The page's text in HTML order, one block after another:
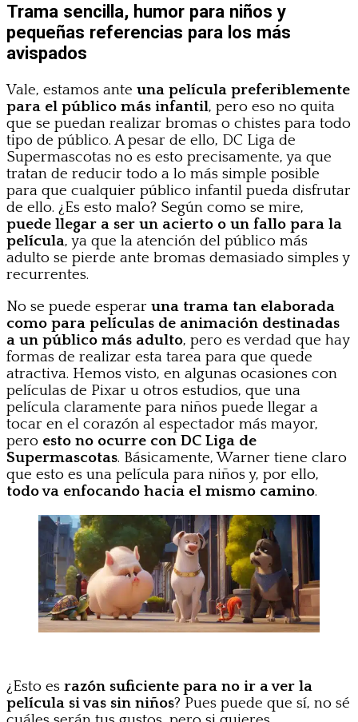
Trama sencilla, humor para niños y
pequeñas referencias para los más
avispados
Vale, estamos ante una película preferiblemente
para el público más infantil, pero eso no quita
que se puedan realizar bromas o chistes para todo
tipo de público. A pesar de ello, DC Liga de
Supermascotas no es esto precisamente, ya que
tratan de reducir todo a lo más simple posible
para que cualquier público infantil pueda disfrutar
de ello. ¿Es esto malo? Según como se mire,
puede llegar a ser un acierto o un fallo para la
película, ya que la atención del público más
adulto se pierde ante bromas demasiado simples y
recurrentes.
No se puede esperar una trama tan elaborada
como para películas de animación destinadas
a un público más adulto, pero es verdad que hay
formas de realizar esta tarea para que quede
atractiva. Hemos visto, en algunas ocasiones con
películas de Pixar u otros estudios, que una
película claramente para niños puede llegar a
tocar en el corazón al espectador más mayor,
pero esto no ocurre con DC Liga de
Supermascotas. Básicamente, Warner tiene claro
que esto es una película para niños y, por ello,
todo va enfocando hacia el mismo camino.
¿Esto es razón suficiente para no ir a ver la
película si vas sin niños? Pues puede que sí, no sé